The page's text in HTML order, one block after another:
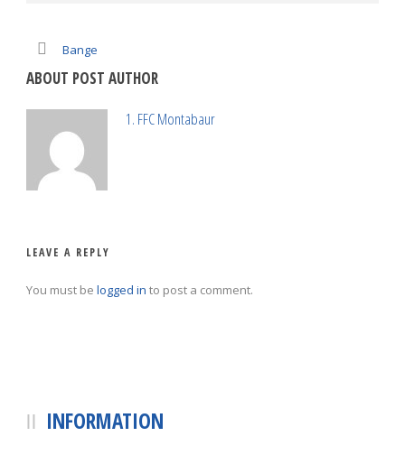
Bange
ABOUT POST AUTHOR
1. FFC Montabaur
LEAVE A REPLY
You must be logged in to post a comment.
INFORMATION